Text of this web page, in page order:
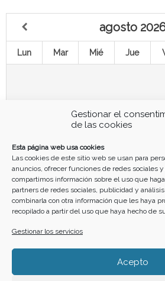
Gestionar el
de las cookies
Esta página web usa cookies
Las cookies de este sitio web se usan para
anuncios, ofrecer funciones de redes sociales
compartimos información sobre el uso que
partners de redes sociales, publicidad y
combinarla con otra información que les haya
recopilado a partir del uso que haya hecho de
Gestionar los servicios
Acepto
agosto
Lun Mar Mié Jue
10 11 12
17 18 19 20
24 25 26 27
31